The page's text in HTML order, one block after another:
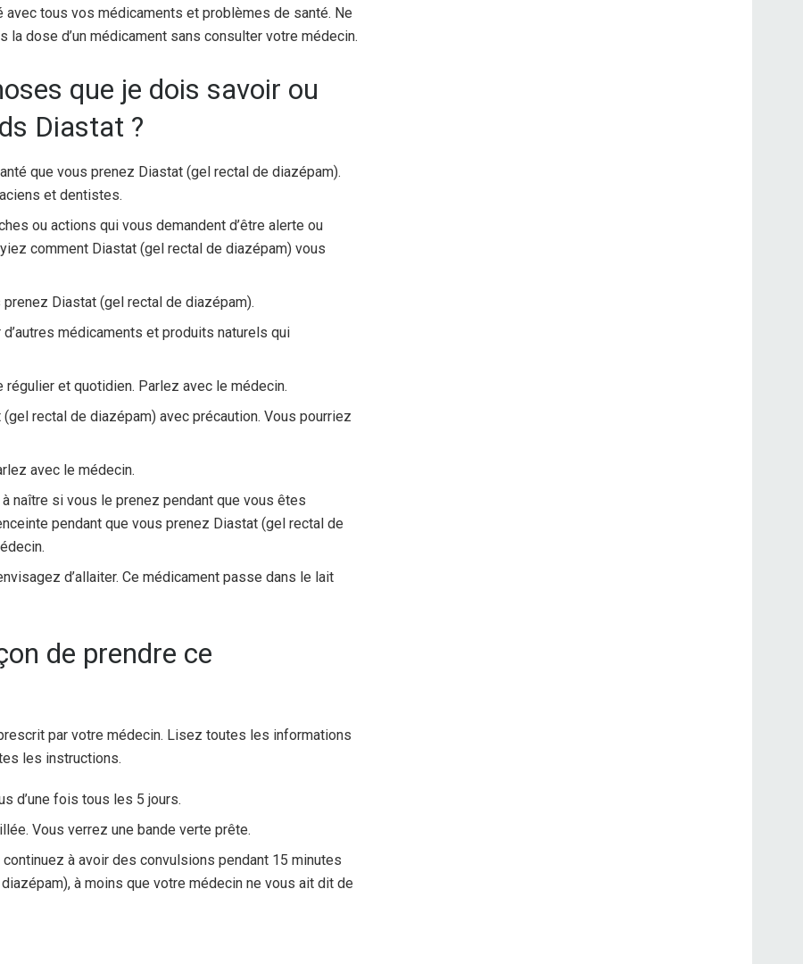
tous vos médicaments et problèmes de santé. Ne
la dose d’un médicament sans consulter votre médecin.
que je dois savoir ou
Diastat ?
que vous prenez Diastat (gel rectal de diazépam).
et dentistes.
ou actions qui vous demandent d’être alerte ou
comment Diastat (gel rectal de diazépam) vous
Diastat (gel rectal de diazépam).
médicaments et produits naturels qui
régulier et quotidien. Parlez avec le médecin.
rectal de diazépam) avec précaution. Vous pourriez
avec le médecin.
naître si vous le prenez pendant que vous êtes
pendant que vous prenez Diastat (gel rectal de
d’allaiter. Ce médicament passe dans le lait
de prendre ce
par votre médecin. Lisez toutes les informations
les instructions.
d’une fois tous les 5 jours.
Vous verrez une bande verte prête.
à avoir des convulsions pendant 15 minutes
à moins que votre médecin ne vous ait dit de